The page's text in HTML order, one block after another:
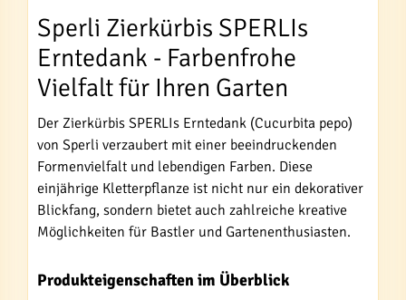
Sperli Zierkürbis SPERLIs
Erntedank - Farbenfrohe
Vielfalt für Ihren Garten
Der Zierkürbis SPERLIs Erntedank (Cucurbita pepo)
von Sperli verzaubert mit einer beeindruckenden
Formenvielfalt und lebendigen Farben. Diese
einjährige Kletterpflanze ist nicht nur ein dekorativer
Blickfang, sondern bietet auch zahlreiche kreative
Möglichkeiten für Bastler und Gartenenthusiasten.
Produkteigenschaften im Überblick